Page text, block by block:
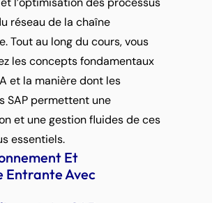
Et
Entrante Avec
réseau de la chaîne
Tout au long du cours, vous
les concepts fondamentaux
et la manière dont les
SAP permettent une
et une gestion fluides de ces
essentiels.